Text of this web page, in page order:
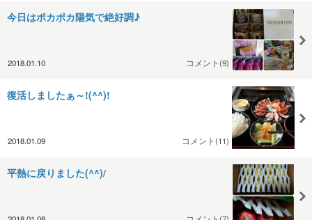
今日はポカポカ陽気で絶好調♪
2018.01.10 コメント(9)
復活しましたぁ～!(^^)!
2018.01.09 コメント(11)
平熱に戻りました(^^)/